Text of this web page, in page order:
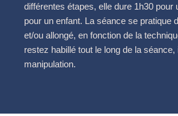
différentes étapes, elle dure 1h30 pour
pour un enfant. La séance se pratique
et/ou allongé, en fonction de la
restez habillé tout le long de la séance,
manipulation.